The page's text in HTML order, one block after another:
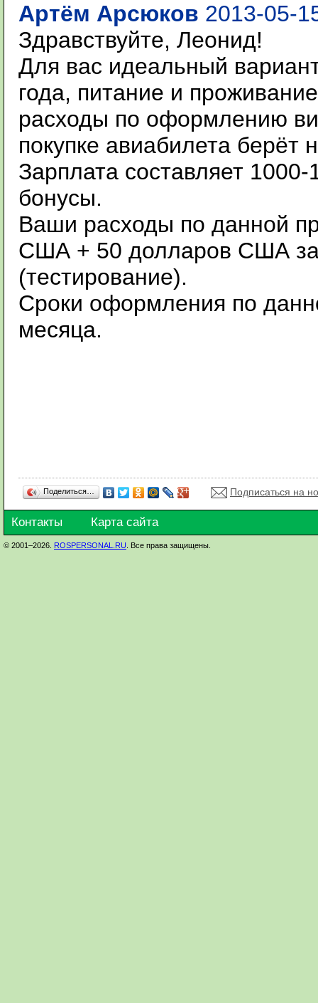
Артём Арсюков 2013-05-
Здравствуйте, Леонид!
Для вас идеальный
года, питание и
расходы по оформлению
покупке авиабилета берёт
Зарплата составляет
бонусы.
Ваши расходы по данной
США + 50 долларов США за
(тестирование).
Сроки оформления по
месяца.
Поделиться… Подписаться на
Контакты Карта сайта
© 2001–2026. ROSPERSONAL.RU . Все права защищены.